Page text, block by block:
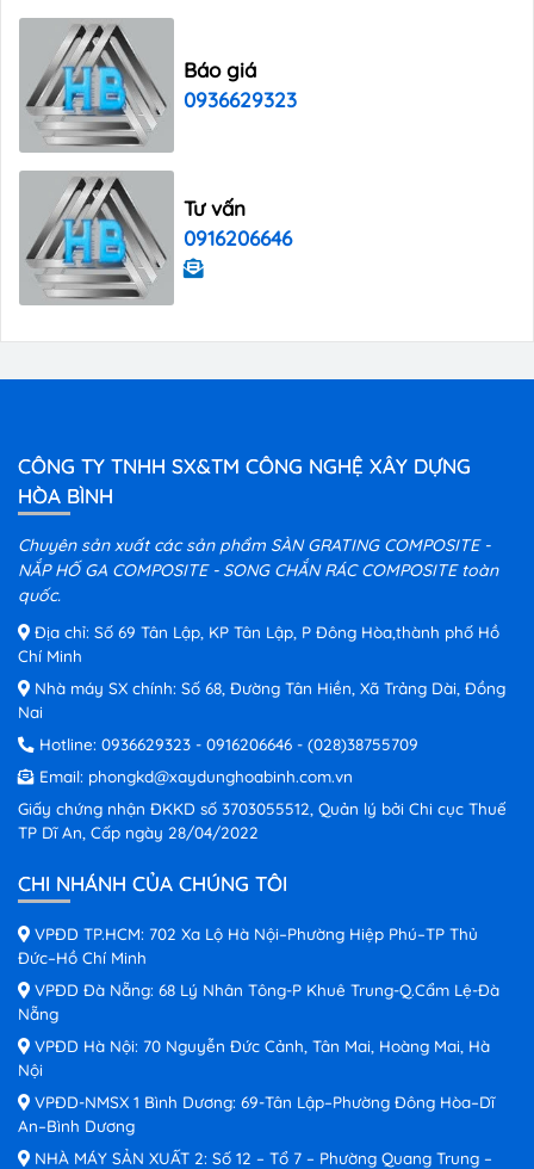
Báo giá
0936629323
Tư vấn
0916206646
CÔNG TY TNHH SX&TM CÔNG NGHỆ XÂY DỰNG
HÒA BÌNH
Chuyên sản xuất các sản phẩm SÀN GRATING COMPOSITE -
NẮP HỐ GA COMPOSITE - SONG CHẮN RÁC COMPOSITE toàn
quốc.
Địa chỉ: Số 69 Tân Lập, KP Tân Lập, P Đông Hòa,thành phố Hồ
Chí Minh
Nhà máy SX chính: Số 68, Đường Tân Hiền, Xã Trảng Dài, Đồng
Nai
Hotline: 0936629323 - 0916206646 - (028)38755709
Email: phongkd@xaydunghoabinh.com.vn
Giấy chứng nhận ĐKKD số 3703055512, Quản lý bởi Chi cục Thuế
TP Dĩ An, Cấp ngày 28/04/2022
CHI NHÁNH CỦA CHÚNG TÔI
VPĐD TP.HCM: 702 Xa Lộ Hà Nội–Phường Hiệp Phú–TP Thủ
Đức–Hồ Chí Minh
VPĐD Đà Nẵng: 68 Lý Nhân Tông-P Khuê Trung-Q.Cẩm Lệ-Đà
Nẵng
VPĐD Hà Nội: 70 Nguyễn Đức Cảnh, Tân Mai, Hoàng Mai, Hà
Nội
VPĐD-NMSX 1 Bình Dương: 69-Tân Lập–Phường Đông Hòa–Dĩ
An–Bình Dương
NHÀ MÁY SẢN XUẤT 2: Số 12 – Tổ 7 – Phường Quang Trung –